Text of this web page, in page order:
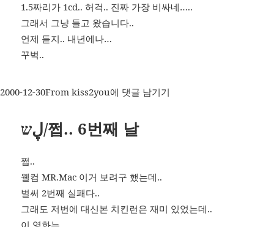
1.5짜리가 1cd.. 허걱.. 진짜 가장 비싸네…..
그래서 그냥 들고 왔습니다..
언제 듣지.. 내년에나…
꾸벅..
작
2000-12-30카
고
리
From kiss2youڸש/
번
째
클
식..
에 댓글 남기기
ڸש/쩝.. 6번째 날
쩝..
웰컴 MR.Mac 이거 보려구 했는데..
벌써 2번째 실패다..
그래도 저번에 대신본 치킨런은 재미 있었는데..